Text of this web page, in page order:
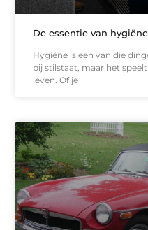
De essentie van
Hygiëne is een van die
bij stilstaat, maar het
leven. Of je